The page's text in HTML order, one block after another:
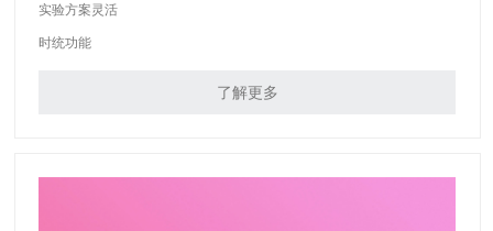
实验方案灵活
时统功能
了解更多